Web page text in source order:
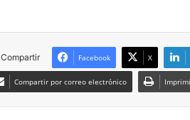
Compartir Facebook X
Compartir por correo electrónico